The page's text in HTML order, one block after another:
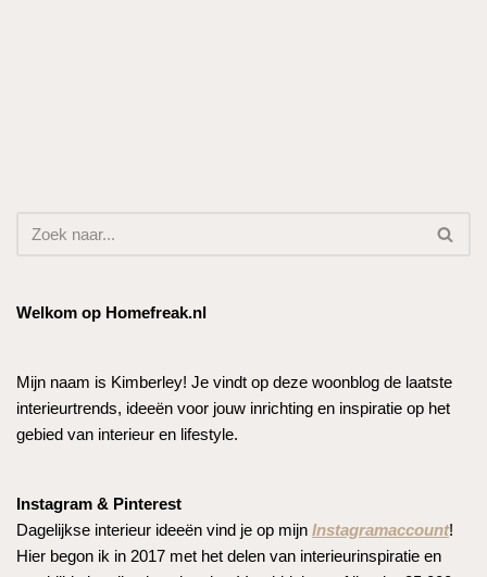
Welkom op Homefreak.nl
Mijn naam is Kimberley! Je vindt op deze woonblog de laatste
interieurtrends, ideeën voor jouw inrichting en inspiratie op het
gebied van interieur en lifestyle.
Instagram & Pinterest
Dagelijkse interieur ideeën vind je op mijn Instagramaccount!
Hier begon ik in 2017 met het delen van interieurinspiratie en